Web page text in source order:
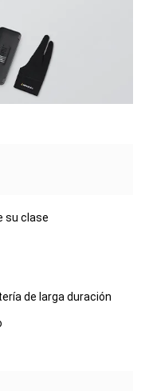
su clase
de larga duración